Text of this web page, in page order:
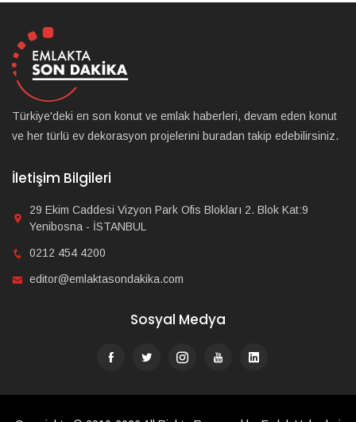
Türkiye'deki en son konut ve emlak haberleri, devam eden konut
ve her türlü ev dekorasyon projelerini buradan takip edebilirsiniz.
İletişim Bilgileri
29 Ekim Caddesi Vizyon Park Ofis Blokları 2. Blok Kat:9
Yenibosna - İSTANBUL
0212 454 4200
editor@emlaktasondakika.com
Sosyal Medya